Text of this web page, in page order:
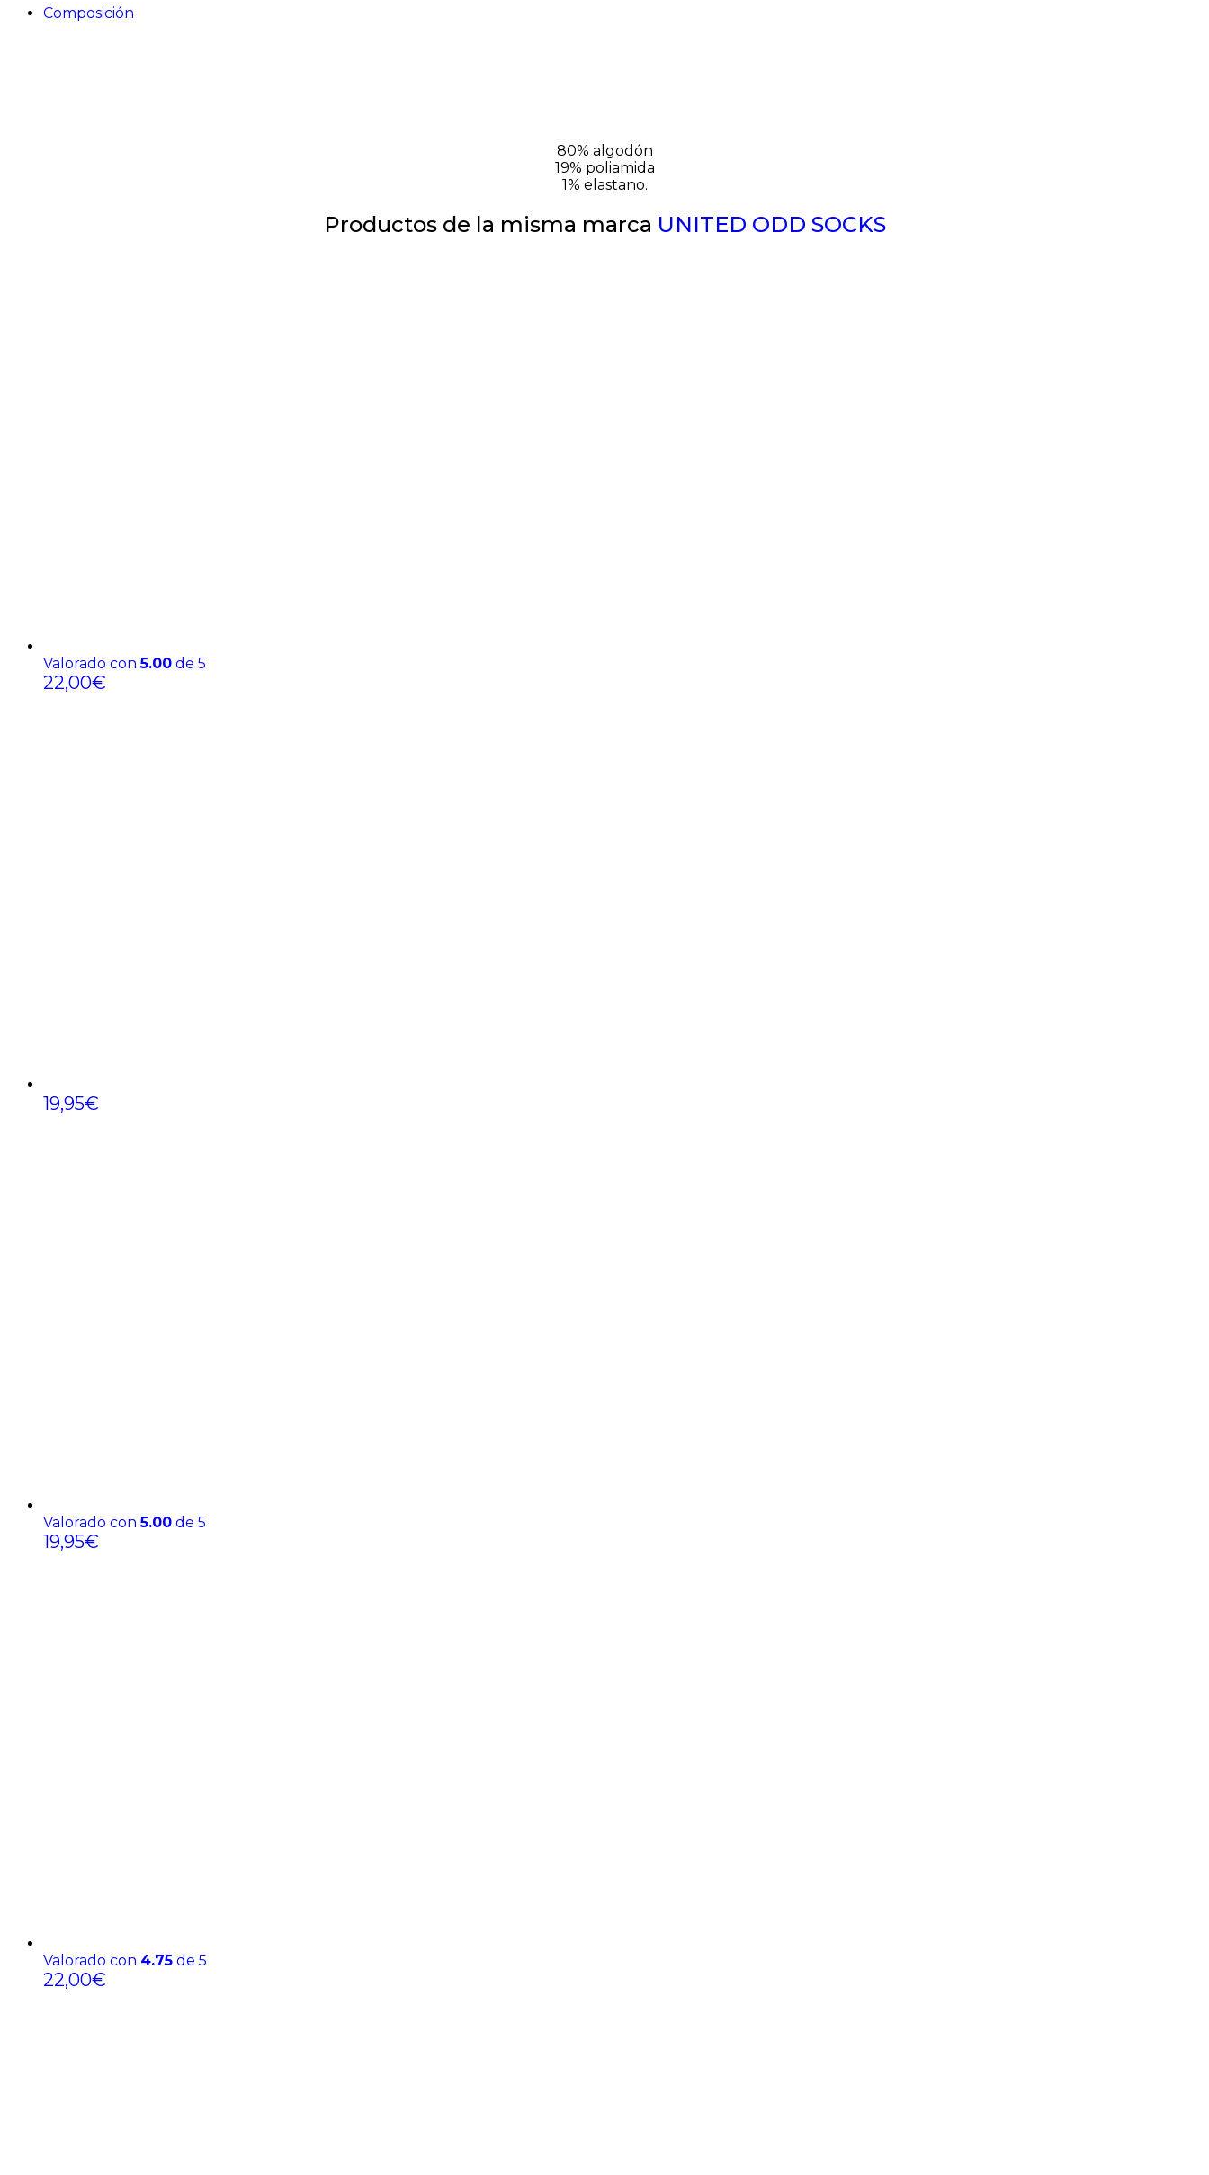
Composición
80% algodón
19% poliamida
1% elastano.
Productos de la misma marca UNITED ODD SOCKS
Valorado con5.00 de 5
22,00€
19,95€
Valorado con5.00 de 5
19,95€
Valorado con 4.75 de 5
22,00€